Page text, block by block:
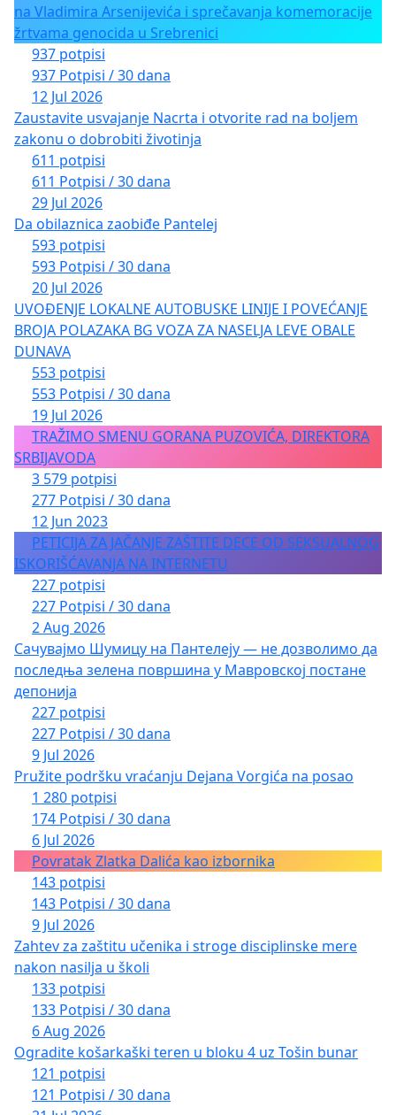
na Vladimira Arsenijevića i sprečavanja komemoracije
žrtvama genocida u Srebrenici
937 potpisi
937 Potpisi / 30 dana
12 Jul 2026
Zaustavite usvajanje Nacrta i otvorite rad na boljem
zakonu o dobrobiti životinja
611 potpisi
611 Potpisi / 30 dana
29 Jul 2026
Da obilaznica zaobiđe Pantelej
593 potpisi
593 Potpisi / 30 dana
20 Jul 2026
UVOĐENJE LOKALNE AUTOBUSKE LINIJE I POVEĆANJE
BROJA POLAZAKA BG VOZA ZA NASELJA LEVE OBALE
DUNAVA
553 potpisi
553 Potpisi / 30 dana
19 Jul 2026
TRAŽIMO SMENU GORANA PUZOVIĆA, DIREKTORA
SRBIJAVODA
3 579 potpisi
277 Potpisi / 30 dana
12 Jun 2023
PETICIJA ZA JAČANJE ZAŠTITE DECE OD SEKSUALNOG
ISKORIŠĆAVANJA NA INTERNETU
227 potpisi
227 Potpisi / 30 dana
2 Aug 2026
Сачувајмо Шумицу на Пантелеју — не дозволимо да
последња зелена површина у Мавровској постане
депонија
227 potpisi
227 Potpisi / 30 dana
9 Jul 2026
Pružite podršku vraćanju Dejana Vorgića na posao
1 280 potpisi
174 Potpisi / 30 dana
6 Jul 2026
Povratak Zlatka Dalića kao izbornika
143 potpisi
143 Potpisi / 30 dana
9 Jul 2026
Zahtev za zaštitu učenika i stroge disciplinske mere
nakon nasilja u školi
133 potpisi
133 Potpisi / 30 dana
6 Aug 2026
Ogradite košarkaški teren u bloku 4 uz Tošin bunar
121 potpisi
121 Potpisi / 30 dana